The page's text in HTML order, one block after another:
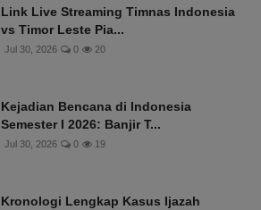
Link Live Streaming Timnas Indonesia
vs Timor Leste Pia...
Jul 30, 2026 0 20
Kejadian Bencana di Indonesia
Semester I 2026: Banjir T...
Jul 30, 2026 0 19
Kronologi Lengkap Kasus Ijazah